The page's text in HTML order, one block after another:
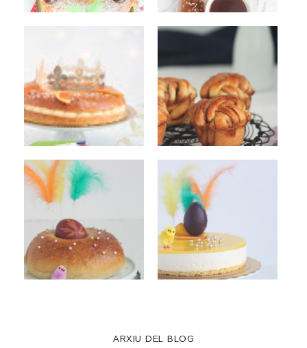
ARXIU DEL BLOG